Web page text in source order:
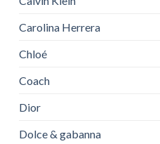
Carolina Herrera
Chloé
Coach
Dior
Dolce & gabanna